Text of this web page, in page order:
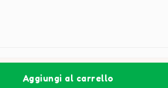
Aggiungi al carrello